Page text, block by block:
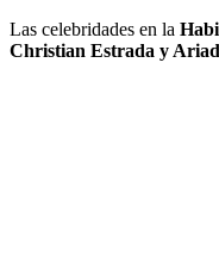
Las celebridades en la
Christian Estrada y